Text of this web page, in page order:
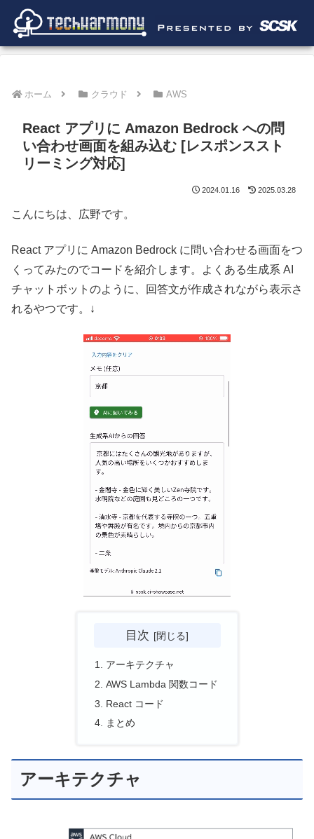
ホーム クラウド AWS
React アプリに Amazon Bedrock への問
い合わせ画面を組み込む [レスポンススト
リーミング対応]
2024.01.16 2025.03.28
こんにちは、広野です。
React アプリに Amazon Bedrock に問い合わせる画面をつ
くってみたのでコードを紹介します。よくある生成系 AI
チャットボットのように、回答文が作成されながら表示さ
れるやつです。↓
目次
アーキテクチャ
AWS Lambda 関数コード
React コード
まとめ
アーキテクチャ